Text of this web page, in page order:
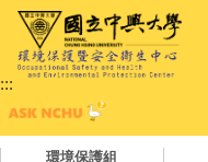
:::
環境保護組